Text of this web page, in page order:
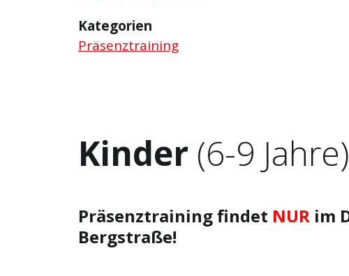
Kategorien
Präsenztraining
Kinder (6-9 Jahre)
Präsenztraining findet NUR im
Bergstraße!